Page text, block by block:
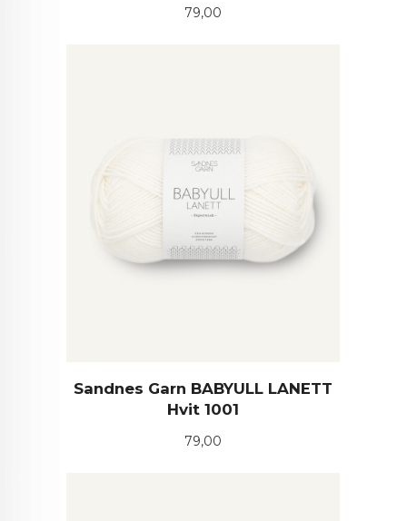
Pris
79,00
Sandnes Garn BABYULL LANETT
Hvit 1001
Pris
79,00